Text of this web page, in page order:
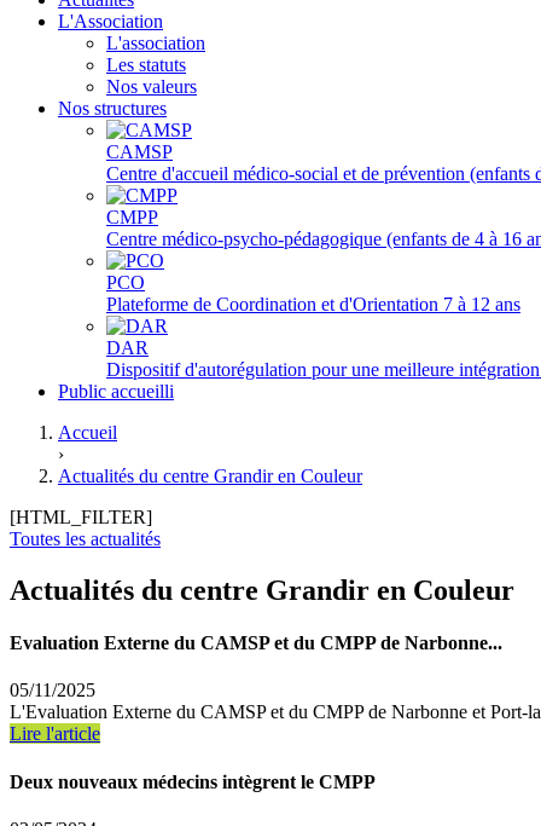
L'Association
L'association
Les statuts
Nos valeurs
Nos structures
CAMSP
Centre d'accueil médico-social et de prévention (enfants
CMPP
Centre médico-psycho-pédagogique (enfants de 4 à 16
PCO
Plateforme de Coordination et d'Orientation 7 à 12 ans
DAR
Dispositif d'autorégulation pour une meilleure
Public accueilli
Accueil
›
Actualités du centre Grandir en Couleur
[HTML_FILTER]
Toutes les actualités
Actualités du centre Grandir en Couleur
Evaluation Externe du CAMSP et du CMPP de Narbonne...
05/11/2025
L'Evaluation Externe du CAMSP et du CMPP de Narbonne et Port-
Lire l'article
Deux nouveaux médecins intègrent le CMPP